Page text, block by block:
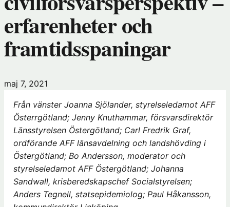
erfarenheter och
framtidsspaningar
maj 7, 2021
Från vänster Joanna Sjölander, styrelseledamot AFF
Österrgötland; Jenny Knuthammar, försvarsdirektör
Länsstyrelsen Östergötland; Carl Fredrik Graf,
ordförande AFF länsavdelning och landshövding i
Östergötland; Bo Andersson, moderator och
styrelseledamot AFF Östergötland; Johanna
Sandwall, krisberedskapschef Socialstyrelsen;
Anders Tegnell, statsepidemiolog; Paul Håkansson,